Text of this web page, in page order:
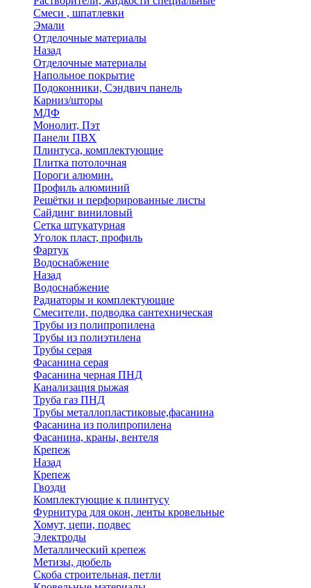
Смеси , шпатлевки
Эмали
Отделочные материалы
Назад
Отделочные материалы
Напольное покрытие
Подоконники, Сэндвич панель
Карниз/шторы
МДФ
Монолит, Пэт
Панели ПВХ
Плинтуса, комплектующие
Плитка потолочная
Пороги алюмин.
Профиль алюминий
Решётки и перфорированные листы
Сайдинг виниловый
Сетка штукатурная
Уголок пласт, профиль
Фартук
Водоснабжение
Назад
Водоснабжение
Радиаторы и комплектующие
Смесители, подводка сантехническая
Трубы из полипропилена
Трубы из полиэтилена
Трубы серая
Фасанина серая
Фасанина черная ПНД
Канализация рыжая
Труба газ ПНД
Трубы металлопластиковые,фасанина
Фасанина из полипропилена
Фасанина, краны, вентеля
Крепеж
Назад
Крепеж
Гвозди
Комплектующие к плинтусу
Фурнитура для окон, ленты кровельные
Хомут, цепи, подвес
Электроды
Металлический крепеж
Метизы, дюбель
Скоба строительная, петли